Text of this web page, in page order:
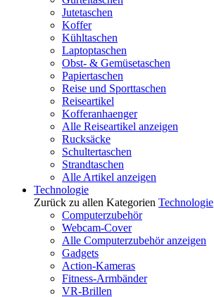
Jutetaschen
Koffer
Kühltaschen
Laptoptaschen
Obst- & Gemüsetaschen
Papiertaschen
Reise und Sporttaschen
Reiseartikel
Kofferanhaenger
Alle Reiseartikel anzeigen
Rucksäcke
Schultertaschen
Strandtaschen
Alle Artikel anzeigen
Technologie
Zurück zu allen Kategorien Technologie
Computerzubehör
Webcam-Cover
Alle Computerzubehör anzeigen
Gadgets
Action-Kameras
Fitness-Armbänder
VR-Brillen